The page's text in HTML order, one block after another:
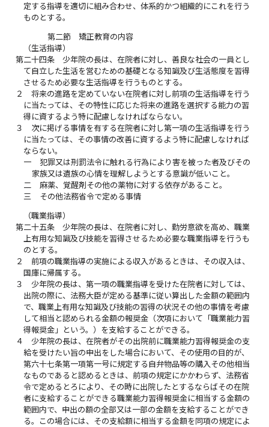
定する指導を適切に組み合わせ、体系的かつ組織的にこれを行う
ものとする。
第二節 矯正教育の内容
（生活指導）
第二十四条
少年院の長は、在院者に対し、善良な社会の一員とし
て自立した生活を営むための基礎となる知識及び生活態度を習得
させるため必要な生活指導を行うものとする。
２
将来の進路を定めていない在院者に対し前項の生活指導を行う
に当たっては、その特性に応じた将来の進路を選択する能力の習
得に資するよう特に配慮しなければならない。
３
次に掲げる事情を有する在院者に対し第一項の生活指導を行う
に当たっては、その事情の改善に資するよう特に配慮しなければ
ならない。
一
犯罪又は刑罰法令に触れる行為により害を被った者及びその
家族又は遺族の心情を理解しようとする意識が低いこと。
二
麻薬、覚醒剤その他の薬物に対する依存があること。
三
その他法務省令で定める事情
（職業指導）
第二十五条
少年院の長は、在院者に対し、勤労意欲を高め、職業
上有用な知識及び技能を習得させるため必要な職業指導を行うも
のとする。
２
前項の職業指導の実施による収入があるときは、その収入は、
国庫に帰属する。
３
少年院の長は、第一項の職業指導を受けた在院者に対しては、
出院の際に、法務大臣が定める基準に従い算出した金額の範囲内
で、職業上有用な知識及び技能の習得の状況その他の事情を考慮
して相当と認められる金額の報奨金（次項において「職業能力習
得報奨金」という。）を支給することができる。
４
少年院の長は、在院者がその出院前に職業能力習得報奨金の支
給を受けたい旨の申出をした場合において、その使用の目的が、
第六十七条第一項第一号に規定する自弁物品等の購入その他相当
なものであると認めるときは、前項の規定にかかわらず、法務省
令で定めるとろにより、その時に出院したとするならばその在院
者に支給することができる職業能力習得報奨金に相当する金額の
範囲内で、申出の額の全部又は一部の金額を支給することができ
る。この場合には、その支給額に相当する金額を同項の規定によ